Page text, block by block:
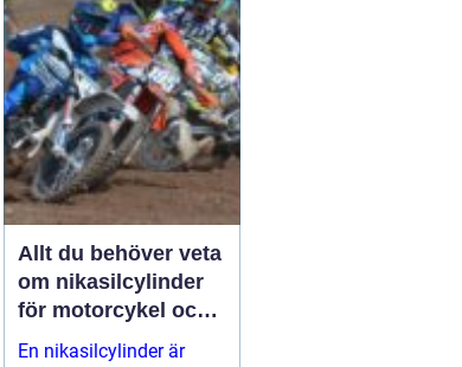
Allt du behöver veta
om nikasilcylinder
för motorcykel och
snöskoter
En nikasilcylinder är